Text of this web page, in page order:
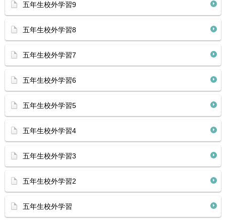
五年生校外学習9
五年生校外学習8
五年生校外学習7
五年生校外学習6
五年生校外学習5
五年生校外学習4
五年生校外学習3
五年生校外学習2
五年生校外学習